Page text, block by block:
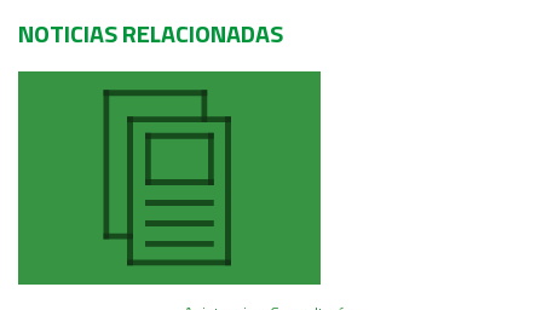
NOTICIAS RELACIONADAS